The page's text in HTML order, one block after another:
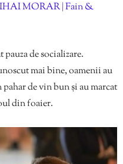
MORAR | Fain &
pauza de socializare.
mai bine, oamenii au
de vin bun și au marcat
din foaier.